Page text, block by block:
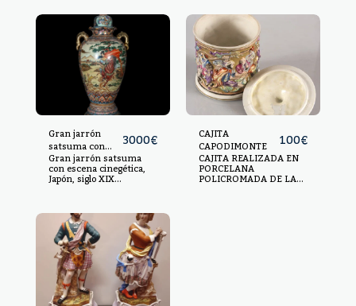
Gran jarrón
satsuma con
escena
cinegética, Japón,
siglo XIX
3000€
Gran jarrón satsuma
con escena cinegética,
Japón, siglo XIX
Porcelana esmaltada.
cm
CAJITA
CAPODIMONTE 100€
CAJITA REALIZADA EN
PORCELANA
POLICROMADA DE LA